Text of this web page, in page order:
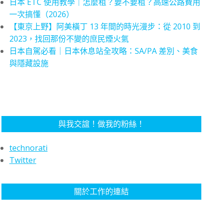
一次搞懂（2026）
【東京上野】阿美橫丁 13 年間的時光漫步：從 2010 到
2023，找回那份不變的庶民煙火氣
日本自駕必看｜日本休息站全攻略：SA/PA 差別、美食
與隱藏設施
與我交誼！做我的粉絲！
technorati
Twitter
關於工作的連結